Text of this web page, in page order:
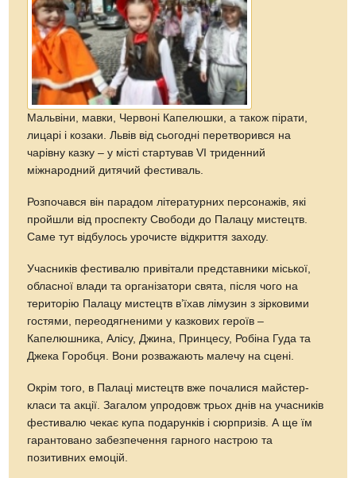
Мальвіни, мавки, Червоні Капелюшки, а також пірати,
лицарі і козаки. Львів від сьогодні перетворився на
чарівну казку – у місті стартував VI триденний
міжнародний дитячий фестиваль.
Розпочався він парадом літературних персонажів, які
пройшли від проспекту Свободи до Палацу мистецтв.
Саме тут відбулось урочисте відкриття заходу.
Учасників фестивалю привітали представники міської,
обласної влади та організатори свята, після чого на
територію Палацу мистецтв в’їхав лімузин з зірковими
гостями, переодягненими у казкових героїв –
Капелюшника, Алісу, Джина, Принцесу, Робіна Гуда та
Джека Горобця. Вони розважають малечу на сцені.
Окрім того, в Палаці мистецтв вже почалися майстер-
класи та акції. Загалом упродовж трьох днів на учасників
фестивалю чекає купа подарунків і сюрпризів. А ще їм
гарантовано забезпечення гарного настрою та
позитивних емоцій.